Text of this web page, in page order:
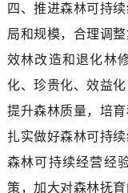
四、推进森林可持
局和规模，合理调
效林改造和退化林
化、珍贵化、效益
提升森林质量，培
扎实做好森林可持
森林可持续经营经
策，加大对森林抚